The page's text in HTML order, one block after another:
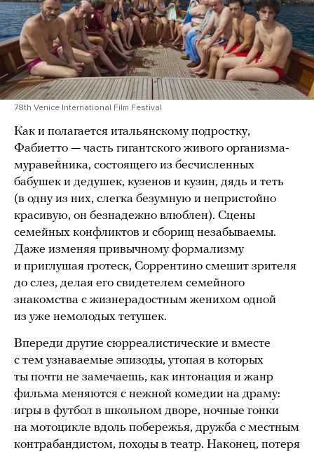
78th Venice International Film Festival
Как и полагается итальянскому подростку,
Фабиетто — часть гигантского живого организма-
муравейника, состоящего из бесчисленных
бабушек и дедушек, кузенов и кузин, дядь и теть
(в одну из них, слегка безумную и непристойно
красивую, он безнадежно влюблен). Сцены
семейных конфликтов и сборищ незабываемы.
Даже изменяя привычному формализму
и приглушая гротеск, Соррентино смешит зрителя
до слез, делая его свидетелем семейного
знакомства с жизнерадостным женихом одной
из уже немолодых тетушек.
Впереди другие сюрреалистические и вместе
с тем узнаваемые эпизоды, утопая в которых
ты почти не замечаешь, как интонация и жанр
фильма меняются с нежной комедии на драму:
игры в футбол в школьном дворе, ночные гонки
на мотоцикле вдоль побережья, дружба с местным
контрабандистом, походы в театр. Наконец, потеря